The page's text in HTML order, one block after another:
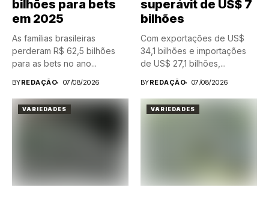
bilhões para bets
em 2025
As famílias brasileiras
perderam R$ 62,5 bilhões
para as bets no ano...
BYREDAÇÃO 07/08/2026
superávit de US$ 7
bilhões
Com exportações de US$
34,1 bilhões e importações
de US$ 27,1 bilhões,...
BYREDAÇÃO 07/08/2026
VARIEDADES VARIEDADES